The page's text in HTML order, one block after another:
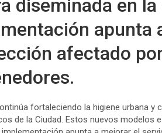
diseminada en
apunta
afectado
fortaleciendo la higiene urbana
de la Ciudad. Estos nuevos modelos